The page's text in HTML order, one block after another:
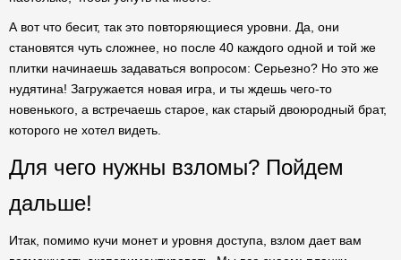
А вот что бесит, так это повторяющиеся уровни. Да, они
становятся чуть сложнее, но после 40 каждого одной и той же
плитки начинаешь задаваться вопросом: Серьезно? Но это же
нудятина! Загружается новая игра, и ты ждешь чего-то
новенького, а встречаешь старое, как старый двоюродный брат,
которого не хотел видеть.
Для чего нужны взломы? Пойдем
дальше!
Итак, помимо кучи монет и уровня доступа, взлом дает вам